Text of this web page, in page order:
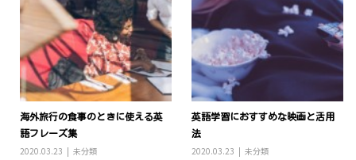
海外旅行の食事のときに使える英
語フレーズ集
2020.03.23 未分類
英語学習におすすめな映画と活用
法
2020.03.23 未分類